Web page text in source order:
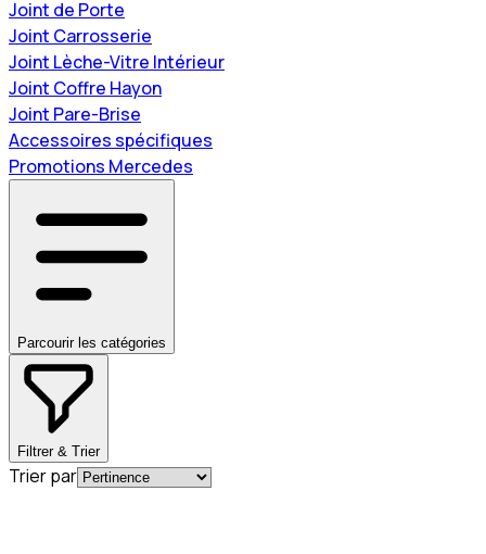
Joint de Porte
Joint Carrosserie
Joint Lèche-Vitre Intérieur
Joint Coffre Hayon
Joint Pare-Brise
Accessoires spécifiques
Promotions Mercedes
Parcourir les catégories
Filtrer & Trier
Trier par